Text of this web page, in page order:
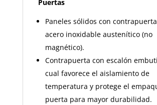
Puertas
Paneles sólidos con
acero inoxidable austenítico (no
magnético).
Contrapuerta con escalón
cual favorece el aislamiento de
temperatura y protege el
puerta para mayor durabilidad.